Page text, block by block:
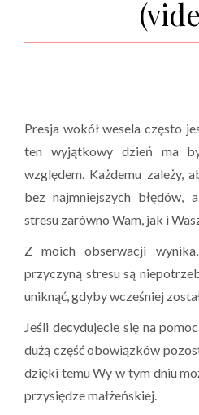
Presja wokół wesela często
ten wyjątkowy dzień ma
względem. Każdemu zależy,
bez najmniejszych błędów,
stresu zarówno Wam, jak i
Z moich obserwacji
przyczyną stresu są
uniknąć, gdyby wcześniej
Jeśli decydujecie się na
dużą część obowiązków
dzięki temu Wy w tym dniu
przysiędze małżeńskiej.